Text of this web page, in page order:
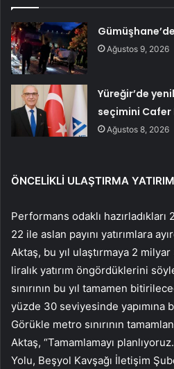
Ağustos 9, 2026
Yüreğir’de
seçimini Cafer
Ağustos 8, 2026
ÖNCELİKLİ ULAŞTIRMA
Performans odaklı
22 ile aslan payını yatırımlara
Aktaş, bu yıl ulaştırmaya 2
liralık yatırım öngördüklerini
sınırının bu yıl tamamen
yüzde 30 seviyesinde yapımına
Görükle metro sınırının
Aktaş, “Tamamlamayı
Yolu, Beşyol Kavşağı İletişim